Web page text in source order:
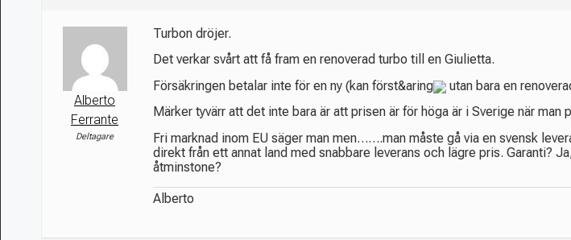
Alberto
Ferrante
Deltagare
Turbon dröjer.
Det verkar svårt att få fram en renoverad turbo till en Giulietta.
Försäkringen betalar inte för en ny (kan först&aring
utan bara en
Märker tyvärr att det inte bara är att prisen är för höga är i Sverige när
Fri marknad inom EU säger man men…….man måste gå via en svensk
direkt från ett annat land med snabbare leverans och lägre pris. Garanti?
åtminstone?
Alberto